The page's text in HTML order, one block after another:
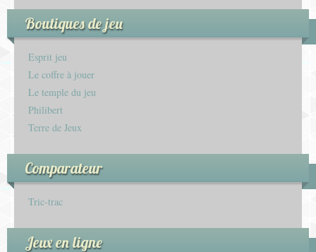
Boutiques de jeu
Esprit jeu
Le coffre à jouer
Le temple du jeu
Philibert
Terre de Jeux
Comparateur
Tric-trac
Jeux en ligne